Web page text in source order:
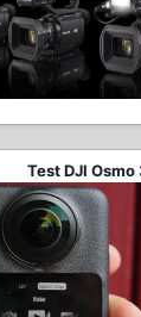
Test DJI